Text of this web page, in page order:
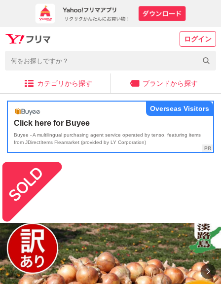
ログイン
カテゴリから探す ブランドから探す
Click here for Buyee
Buyee - A multilingual purchasing agent service operated by tenso, featuring items
from JDirectItems Fleamarket (provided by LY Corporation)
Overseas Visitors